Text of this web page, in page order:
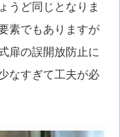
うど同じとなりま
素でもありますが
扉の誤開放防止に
なすぎて工夫が必